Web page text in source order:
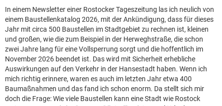
Kontakt
In einem Newsletter einer Rostocker Tageszeitung las ich neulich von
einem Baustellenkatalog 2026, mit der Ankündigung, dass für dieses
Jahr mit circa 500 Baustellen im Stadtgebiet zu rechnen ist, kleinen
und großen, wie die zum Beispiel in der Herweghstraße, die schon
zwei Jahre lang für eine Vollsperrung sorgt und die hoffentlich im
November 2026 beendet ist. Das wird mit Sicherheit erhebliche
Auswirkungen auf den Verkehr in der Hansestadt haben. Wenn ich
mich richtig erinnere, waren es auch im letzten Jahr etwa 400
Baumaßnahmen und das fand ich schon enorm. Da stellt sich mir
doch die Frage: Wie viele Baustellen kann eine Stadt wie Rostock